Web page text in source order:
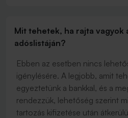
Mit tehetek, ha rajta vagyok
adóslistáján?
Ebben az esetben nincs
igénylésére. A legjobb, amit
egyeztetünk a bankkal, és a
rendezzük, lehetőség szerint
tartozás kifizetése után